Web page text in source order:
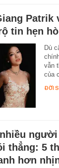
Patrik
tin hẹn hò
Dù
vẫn
của
ĐỜI
thẳng: 5
hơn